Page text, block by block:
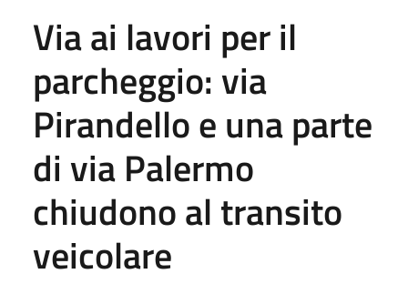
Via ai lavori per il
parcheggio: via
Pirandello e una parte
di via Palermo
chiudono al transito
veicolare